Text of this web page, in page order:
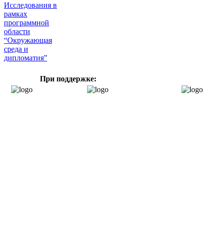
Исследования в
рамках
программной
области
“Окружающая
среда и
дипломатия”
При поддержке: